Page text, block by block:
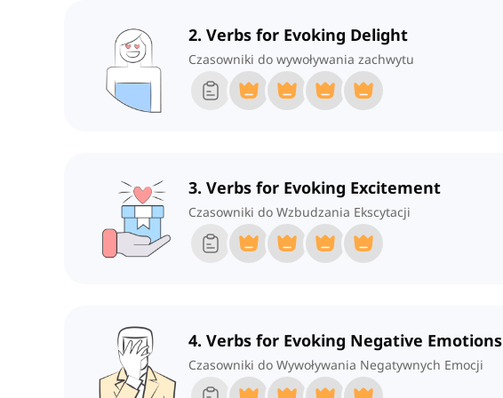
2. Verbs for Evoking Delight
Czasowniki do wywoływania zachwytu
3. Verbs for Evoking Excitement
Czasowniki do Wzbudzania Ekscytacji
4. Verbs for Evoking Negative Emotions
Czasowniki do Wywoływania Negatywnych Emocji